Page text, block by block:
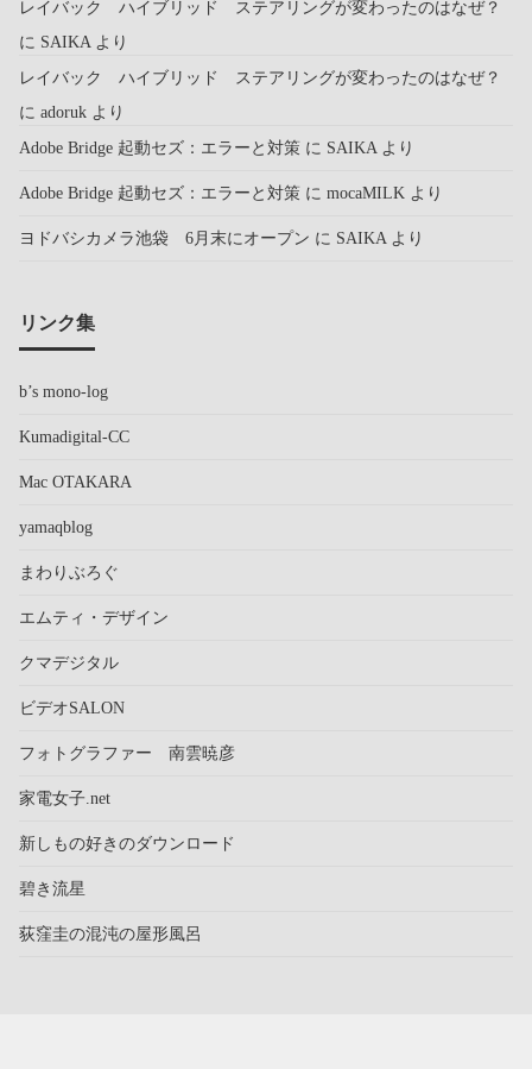
レイバック ハイブリッド ステアリングが変わったのはなぜ？
に SAIKAより
レイバック ハイブリッド ステアリングが変わったのはなぜ？
に adoruk より
Adobe Bridge 起動セズ：エラーと対策 に SAIKAより
Adobe Bridge 起動セズ：エラーと対策 に mocaMILK より
ヨドバシカメラ池袋 6月末にオープン に SAIKAより
リンク集
b’s mono-log
Kumadigital-CC
Mac OTAKARA
yamaqblog
まわりぶろぐ
エムティ・デザイン
クマデジタル
ビデオSALON
フォトグラファー 南雲暁彦
家電女子.net
新しもの好きのダウンロード
碧き流星
荻窪圭の混沌の屋形風呂